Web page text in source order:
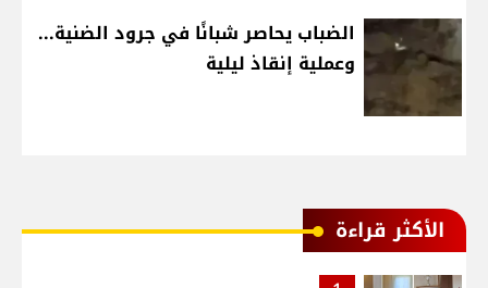
الضباب يحاصر شبانًا في جرود الضنية...
وعملية إنقاذ ليلية
الأكثر قراءة